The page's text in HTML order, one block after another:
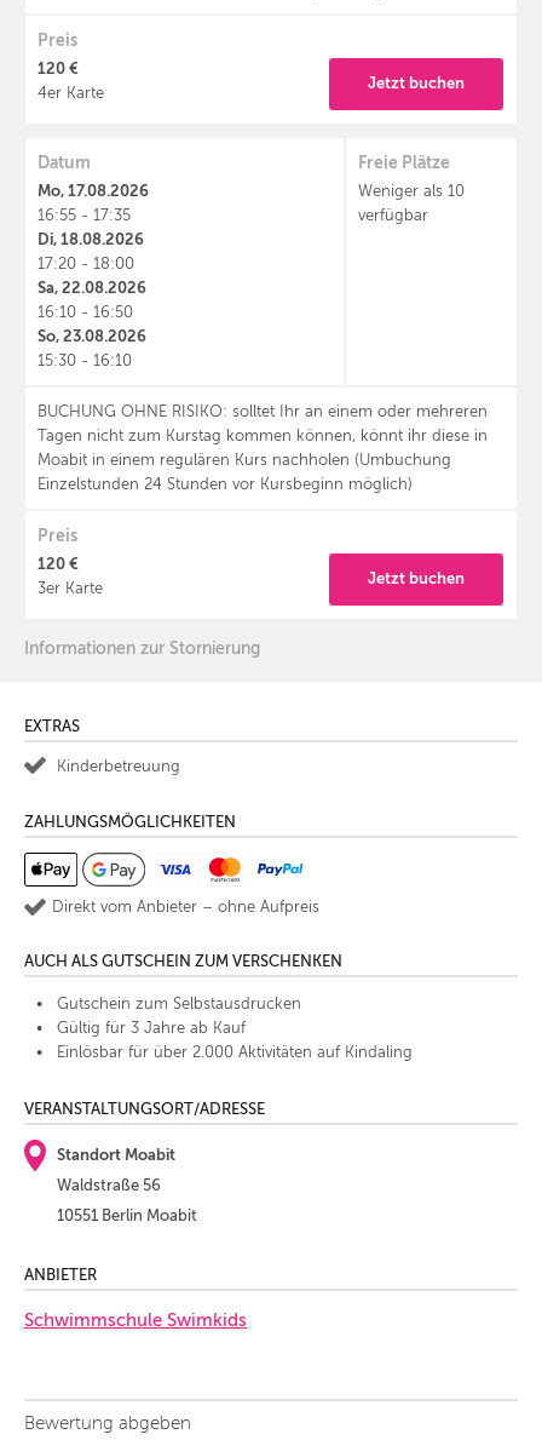
Preis
120 €
4er Karte
Jetzt buchen
Datum
Mo, 17.08.2026
16:55 - 17:35
Di, 18.08.2026
17:20 - 18:00
Sa, 22.08.2026
16:10 - 16:50
So, 23.08.2026
15:30 - 16:10
BUCHUNG OHNE RISIKO: solltet Ihr an einem oder mehreren
Tagen nicht zum Kurstag kommen können, könnt ihr diese in
Moabit in einem regulären Kurs nachholen (Umbuchung
Einzelstunden 24 Stunden vor Kursbeginn möglich)
Freie Plätze
Weniger als 10
verfügbar
Preis
120 €
3er Karte
Jetzt buchen
Informationen zur Stornierung
EXTRAS
Kinderbetreuung
ZAHLUNGSMÖGLICHKEITEN
Direkt vom Anbieter – ohne Aufpreis
AUCH ALS GUTSCHEIN ZUM VERSCHENKEN
Gutschein zum Selbstausdrucken
Gültig für 3 Jahre ab Kauf
Einlösbar für über 2.000 Aktivitäten auf Kindaling
VERANSTALTUNGSORT/ADRESSE
Standort Moabit
Waldstraße 56
10551 Berlin Moabit
ANBIETER
Schwimmschule Swimkids
Bewertung abgeben